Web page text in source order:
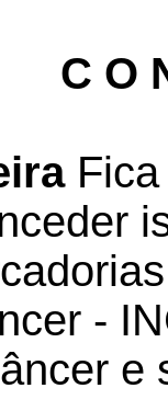
C O
-
e